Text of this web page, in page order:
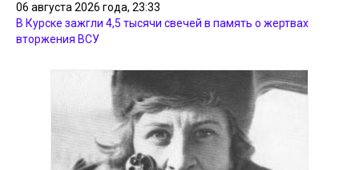
06 августа 2026 года, 23:33
В Курске зажгли 4,5 тысячи свечей в память о жертвах
вторжения ВСУ